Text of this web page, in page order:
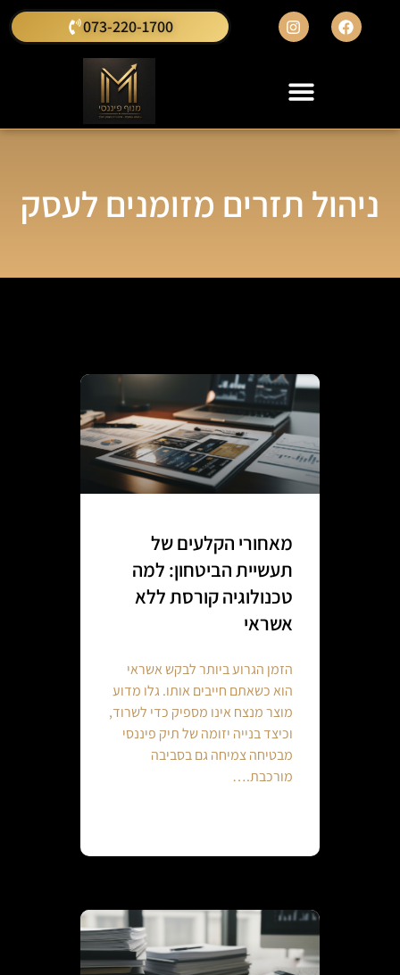
073-220-1700
ניהול תזרים מזומנים לעסק
מאחורי הקלעים של
תעשיית הביטחון: למה
טכנולוגיה קורסת ללא
אשראי
הזמן הגרוע ביותר לבקש אשראי
הוא כשאתם חייבים אותו. גלו מדוע
מוצר מנצח אינו מספיק כדי לשרוד,
וכיצד בנייה יזומה של תיק פיננסי
מבטיחה צמיחה גם בסביבה
מורכבת.…